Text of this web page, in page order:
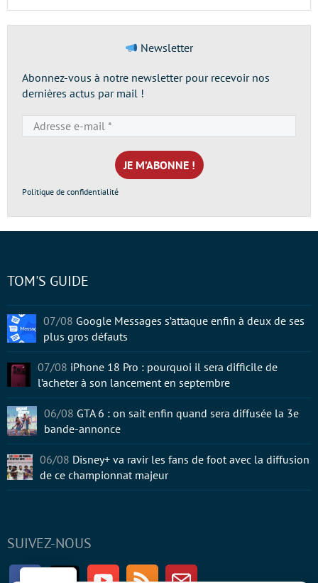
Newsletter
Abonnez-vous à notre newsletter pour recevoir nos
dernières actus par mail !
e-
mail
*
Politique de confidentialité
SUIVEZ-NOUS
FacebookTwitter Youtube RSS Newsletter
TOM'S GUIDE
07/08 Google Messages s’attaque enfin à deux de ses
plus gros défauts
07/08 iPhone 18 Pro : pourquoi il sera difficile de
l’acheter à son lancement en septembre
06/08 GTA 6 : on sait enfin quand sera diffusée la 3e
bande-annonce
06/08 Disney+ va ravir les fans de foot avec la diffusion
de ce championnat majeur